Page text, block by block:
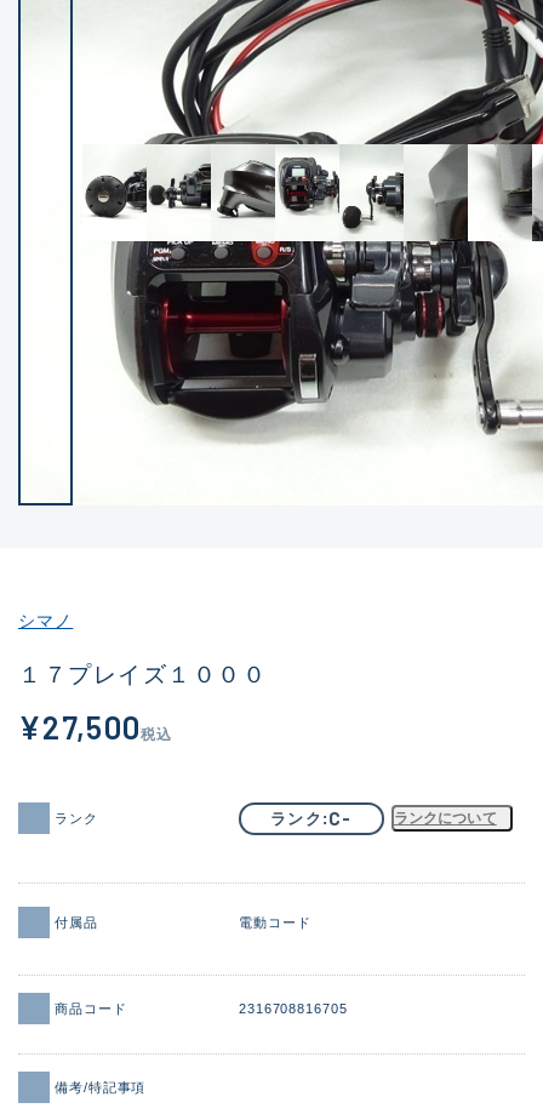
イシグロ磐田店
イシグロ御殿場店
イシグロ伊東店
SA (2957)
A(17325)
B+(12304)
(21999)
C(38846)
(5153)
新商品(1989)
価格
シマノ
１７プレイズ１０００
¥27,500税込
ランク ランク C- ランクについて
付属品 電動コード
商品コード 2316708816705
備考/特記事項